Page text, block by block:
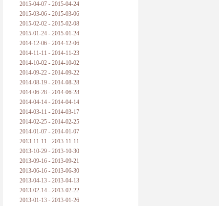
2015-04-07 - 2015-04-24
2015-03-06 - 2015-03-06
2015-02-02 - 2015-02-08
2015-01-24 - 2015-01-24
2014-12-06 - 2014-12-06
2014-11-11 - 2014-11-23
2014-10-02 - 2014-10-02
2014-09-22 - 2014-09-22
2014-08-19 - 2014-08-28
2014-06-28 - 2014-06-28
2014-04-14 - 2014-04-14
2014-03-11 - 2014-03-17
2014-02-25 - 2014-02-25
2014-01-07 - 2014-01-07
2013-11-11 - 2013-11-11
2013-10-29 - 2013-10-30
2013-09-16 - 2013-09-21
2013-06-16 - 2013-06-30
2013-04-13 - 2013-04-13
2013-02-14 - 2013-02-22
2013-01-13 - 2013-01-26